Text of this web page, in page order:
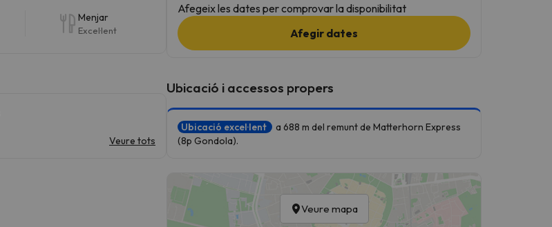
Menjar
Excel·lent
Veure tots
Afegeix les dates per comprovar la disponibilitat
Afegir dates
Ubicació i accessos propers
Ubicació excel·lent
a 688 m del remunt de Matterhorn Express
(8p Gondola).
Veure mapa